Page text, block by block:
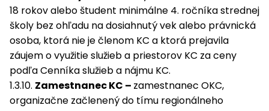
18 rokov alebo študent minimálne 4. ročníka strednej
školy bez ohľadu na dosiahnutý vek alebo právnická
osoba, ktorá nie je členom KC a ktorá prejavila
záujem o využitie služieb a priestorov KC za ceny
podľa Cenníka služieb a nájmu KC.
1.3.10. Zamestnanec KC – zamestnanec OKC,
organizačne začlenený do tímu regionálneho